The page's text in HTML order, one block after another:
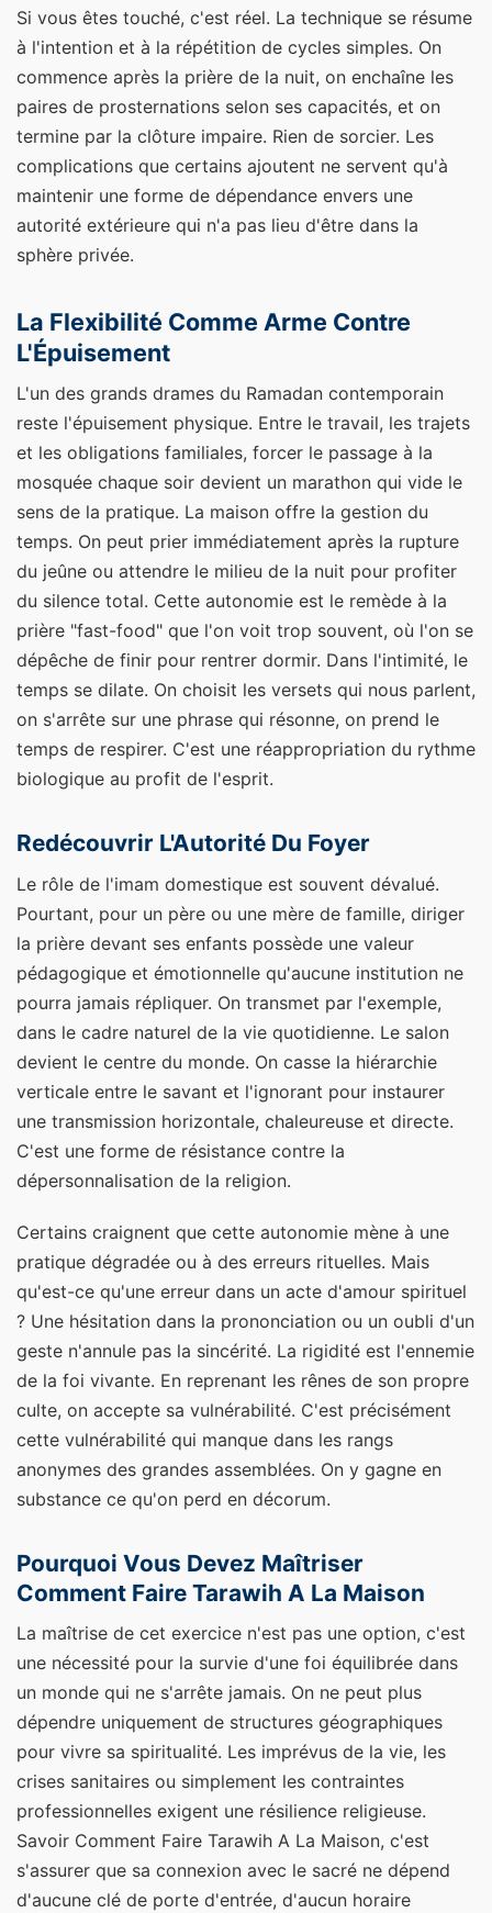
Si vous êtes touché, c'est réel. La technique se résume
à l'intention et à la répétition de cycles simples. On
commence après la prière de la nuit, on enchaîne les
paires de prosternations selon ses capacités, et on
termine par la clôture impaire. Rien de sorcier. Les
complications que certains ajoutent ne servent qu'à
maintenir une forme de dépendance envers une
autorité extérieure qui n'a pas lieu d'être dans la
sphère privée.
La Flexibilité Comme Arme Contre
L'Épuisement
L'un des grands drames du Ramadan contemporain
reste l'épuisement physique. Entre le travail, les trajets
et les obligations familiales, forcer le passage à la
mosquée chaque soir devient un marathon qui vide le
sens de la pratique. La maison offre la gestion du
temps. On peut prier immédiatement après la rupture
du jeûne ou attendre le milieu de la nuit pour profiter
du silence total. Cette autonomie est le remède à la
prière "fast-food" que l'on voit trop souvent, où l'on se
dépêche de finir pour rentrer dormir. Dans l'intimité, le
temps se dilate. On choisit les versets qui nous parlent,
on s'arrête sur une phrase qui résonne, on prend le
temps de respirer. C'est une réappropriation du rythme
biologique au profit de l'esprit.
Redécouvrir L'Autorité Du Foyer
Le rôle de l'imam domestique est souvent dévalué.
Pourtant, pour un père ou une mère de famille, diriger
la prière devant ses enfants possède une valeur
pédagogique et émotionnelle qu'aucune institution ne
pourra jamais répliquer. On transmet par l'exemple,
dans le cadre naturel de la vie quotidienne. Le salon
devient le centre du monde. On casse la hiérarchie
verticale entre le savant et l'ignorant pour instaurer
une transmission horizontale, chaleureuse et directe.
C'est une forme de résistance contre la
dépersonnalisation de la religion.
Certains craignent que cette autonomie mène à une
pratique dégradée ou à des erreurs rituelles. Mais
qu'est-ce qu'une erreur dans un acte d'amour spirituel
? Une hésitation dans la prononciation ou un oubli d'un
geste n'annule pas la sincérité. La rigidité est l'ennemie
de la foi vivante. En reprenant les rênes de son propre
culte, on accepte sa vulnérabilité. C'est précisément
cette vulnérabilité qui manque dans les rangs
anonymes des grandes assemblées. On y gagne en
substance ce qu'on perd en décorum.
Pourquoi Vous Devez Maîtriser
Comment Faire Tarawih A La Maison
La maîtrise de cet exercice n'est pas une option, c'est
une nécessité pour la survie d'une foi équilibrée dans
un monde qui ne s'arrête jamais. On ne peut plus
dépendre uniquement de structures géographiques
pour vivre sa spiritualité. Les imprévus de la vie, les
crises sanitaires ou simplement les contraintes
professionnelles exigent une résilience religieuse.
Savoir Comment Faire Tarawih A La Maison, c'est
s'assurer que sa connexion avec le sacré ne dépend
d'aucune clé de porte d'entrée, d'aucun horaire